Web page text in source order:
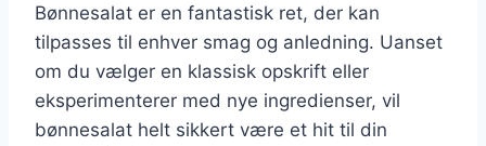
Bønnesalat er en fantastisk ret, der kan
tilpasses til enhver smag og anledning. Uanset
om du vælger en klassisk opskrift eller
eksperimenterer med nye ingredienser, vil
bønnesalat helt sikkert være et hit til din